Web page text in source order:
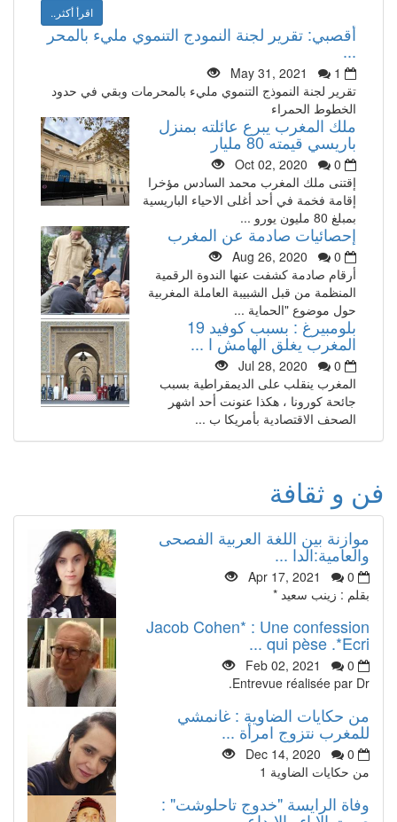
اقرأ أكثر..
أقصبي: تقرير لجنة النمودج التنموي مليء بالمحر
May 31, 2021
1
تقرير لجنة النموذج التنموي مليء بالمحرمات وبقي في حدود
الخطوط الحمراء
ملك المغرب يبرع عائلته بمنزل
باريسي قيمته 80 مليار
Oct 02, 2020
0
إقتنى ملك المغرب محمد السادس مؤخرا
إقامة فخمة في أحد أغلى الاحياء الباريسية
بمبلغ 80 مليون يورو ...
إحصائيات صادمة عن المغرب
Aug 26, 2020
0
أرقام صادمة كشفت عنها الندوة الرقمية
المنظمة من قبل الشبيبة العاملة المغربية
حول موضوع "الحماية ...
بلومبيرغ : بسبب كوفيد 19
المغرب يغلق الهامش ا ...
Jul 28, 2020
0
المغرب ينقلب على الديمقراطية بسبب
جائحة كورونا ، هكذا عنونت أحد اشهر
الصحف الاقتصادية بأمريكا ب ...
فن و ثقافة
موازنة بين اللغة العربية الفصحى
والعامية:الدا ...
Apr 17, 2021
0
بقلم : زينب سعيد *
Jacob Cohen* : Une confession
qui pèse .*Ecri ...
Feb 02, 2021
0
Entrevue réalisée par Dr.
من حكايات الضاوية : غانمشي
للمغرب نتزوج امرأة ...
Dec 14, 2020
0
من حكايات الضاوية 1
وفاة الرايسة "خدوج تاحلوشت" :